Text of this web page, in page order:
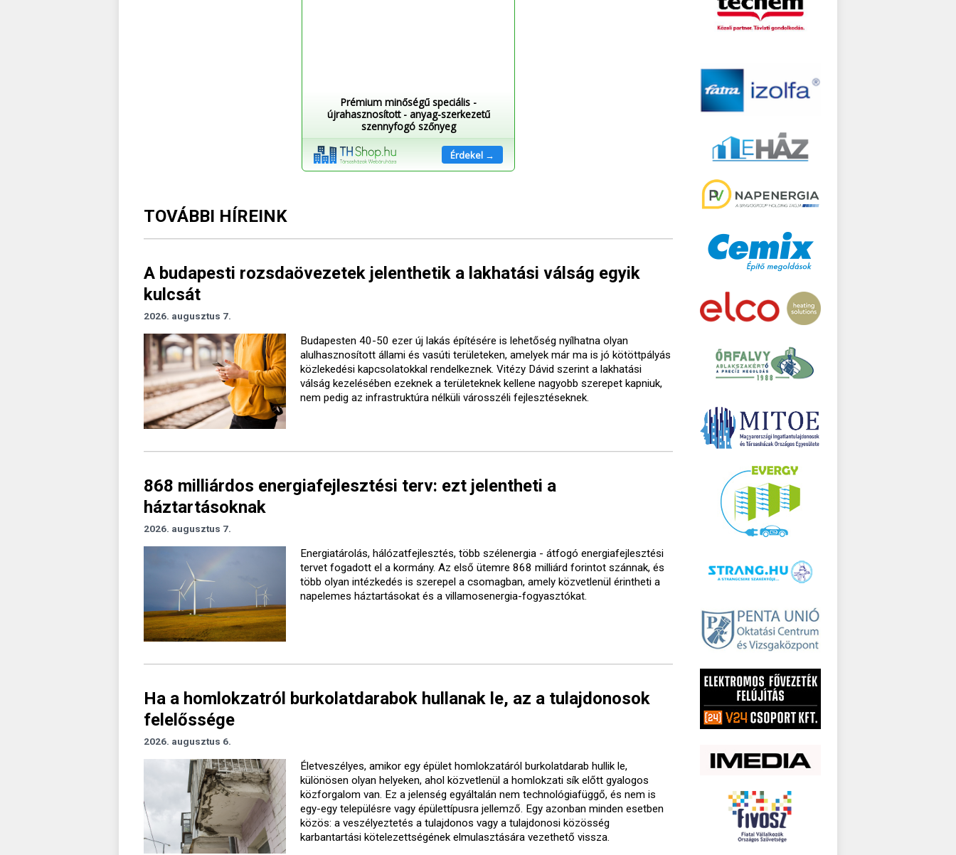
Prémium minőségű speciális -
újrahasznosított - anyag-szerkezetű
szennyfogó szőnyeg
Érdekel →
TOVÁBBI HÍREINK
A budapesti rozsdaövezetek jelenthetik a lakhatási válság egyik
kulcsát
2026. augusztus 7.
Budapesten 40-50 ezer új lakás építésére is lehetőség nyílhatna olyan
alulhasznosított állami és vasúti területeken, amelyek már ma is jó kötöttpályás
közlekedési kapcsolatokkal rendelkeznek. Vitézy Dávid szerint a lakhatási
válság kezelésében ezeknek a területeknek kellene nagyobb szerepet kapniuk,
nem pedig az infrastruktúra nélküli városszéli fejlesztéseknek.
868 milliárdos energiafejlesztési terv: ezt jelentheti a
háztartásoknak
2026. augusztus 7.
Energiatárolás, hálózatfejlesztés, több szélenergia - átfogó energiafejlesztési
tervet fogadott el a kormány. Az első ütemre 868 milliárd forintot szánnak, és
több olyan intézkedés is szerepel a csomagban, amely közvetlenül érintheti a
napelemes háztartásokat és a villamosenergia-fogyasztókat.
Ha a homlokzatról burkolatdarabok hullanak le, az a tulajdonosok
felelőssége
2026. augusztus 6.
Életveszélyes, amikor egy épület homlokzatáról burkolatdarab hullik le,
különösen olyan helyeken, ahol közvetlenül a homlokzati sík előtt gyalogos
közforgalom van. Ez a jelenség egyáltalán nem technológiafüggő, és nem is
egy-egy településre vagy épülettípusra jellemző. Egy azonban minden esetben
közös: a veszélyeztetés a tulajdonos vagy a tulajdonosi közösség
karbantartási kötelezettségének elmulasztására vezethető vissza.